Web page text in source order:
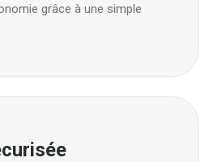
grâce à une simple